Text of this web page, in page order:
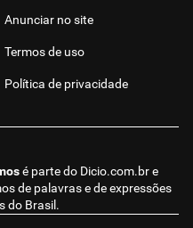
é parte do Dicio.com.bre
de palavras e de expressões
do Brasil.
Anunciar no site
Termos de uso
Política de privacidade